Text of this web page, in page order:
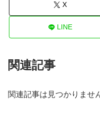
X
LINE
関連記事
関連記事は見つかりませ